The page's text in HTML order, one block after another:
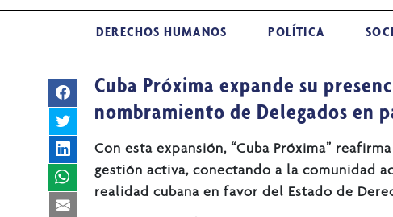
DERECHOS HUMANOS POLÍTICA
Cuba Próxima expande su
nombramiento de Delegados en
Con esta expansión, “Cuba Próxima”
gestión activa, conectando a la comunidad
realidad cubana en favor del Estado de